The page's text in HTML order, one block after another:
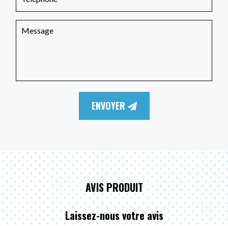
ENVOYER
AVIS PRODUIT
Laissez-nous votre avis